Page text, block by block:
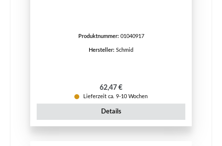
Produktnummer: 01040917
Hersteller: Schmid
Regulärer Preis:
62,47 €
Lieferzeit ca. 9-10 Wochen
Details